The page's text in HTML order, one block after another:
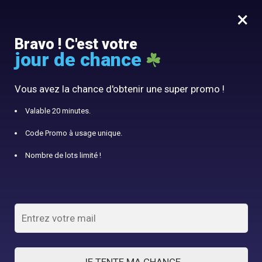
0
10% offert avec le code panier10
×
Bravo ! C'est votre
jour de chance
Vous avez la chance d'obtenir une super promo !
Valable 20 minutes.
Code Promo à usage unique.
Nombre de lots limité !